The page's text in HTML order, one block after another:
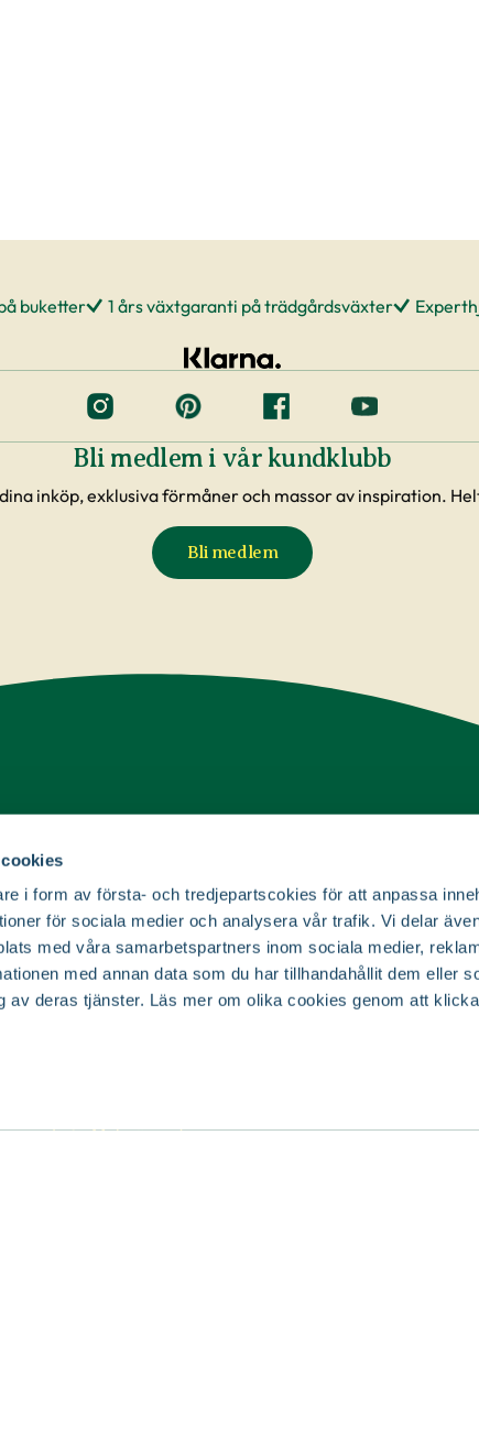
i form av första- och tredjepartscokies för att anpassa
för sociala medier och analysera vår trafik. Vi delar
med våra samarbetspartners inom sociala medier,
med annan data som du har tillhandahållit dem eller
av deras tjänster. Läs mer om olika cookies genom att
buketter 1 års växtgaranti på trädgårdsväxter
Bli medlem i vår kundklubb
inköp, exklusiva förmåner och massor av inspiration.
Bli medlem
kundservice
på dina frågor.
kundservice
Från Malmö i syd
Om Blomsterlandet
Köp- och leveransvillkor
Ångra ditt köp
Företag